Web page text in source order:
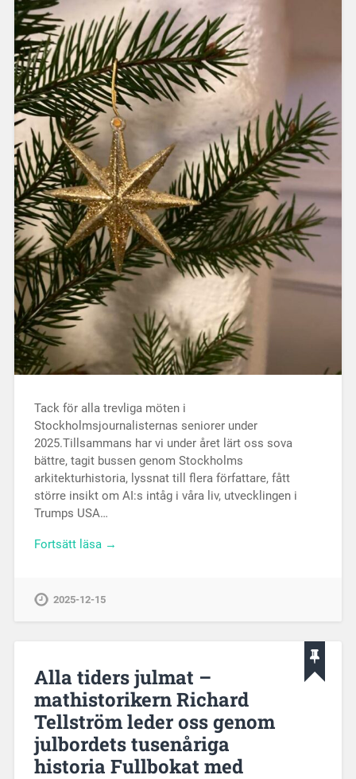
Tack för alla trevliga möten i
Stockholmsjournalisternas seniorer under
2025.Tillsammans har vi under året lärt oss sova
bättre, tagit bussen genom Stockholms
arkitekturhistoria, lyssnat till flera författare, fått
större insikt om AI:s intåg i våra liv, utvecklingen i
Trumps USA…
Fortsätt läsa →
2025-12-15
Alla tiders julmat –
mathistorikern Richard
Tellström leder oss genom
julbordets tusenåriga
historia Fullbokat med